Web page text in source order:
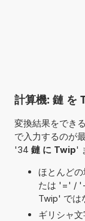
計算機: 鏈 を
変換結果をでき
で入力するのが
'34 鏈 に Twip'
ほとんど
たは '=' / '-
Twip' では
ギリシャ